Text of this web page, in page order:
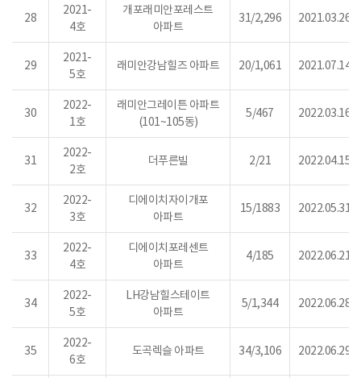
28
2021-
4호
개포래미안포레스트
아파트
31/2,296 2021.03.26.
29
2021-
5호
래미안강남힐즈 아파트 20/1,061 2021.07.14.
30
2022-
1호
래미안그레이튼 아파트
(101~105동)
5/467 2022.03.16.
31
2022-
2호
더푸른빌 2/21 2022.04.15.
32
2022-
3호
디에이치자이개포
아파트
15/1883 2022.05.31.
33
2022-
4호
디에이치포레센트
아파트
4/185 2022.06.21.
34
2022-
5호
LH강남힐스테이트
아파트
5/1,344 2022.06.28.
35
2022-
6호
도곡렉슬 아파트 34/3,106 2022.06.29.